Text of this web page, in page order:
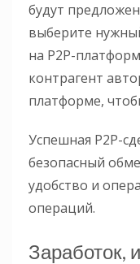
будут
выберите
на P2P-
контрагент
платформе,
Успешная P2P-
безопасный
удобство и
операций.
Заработок,